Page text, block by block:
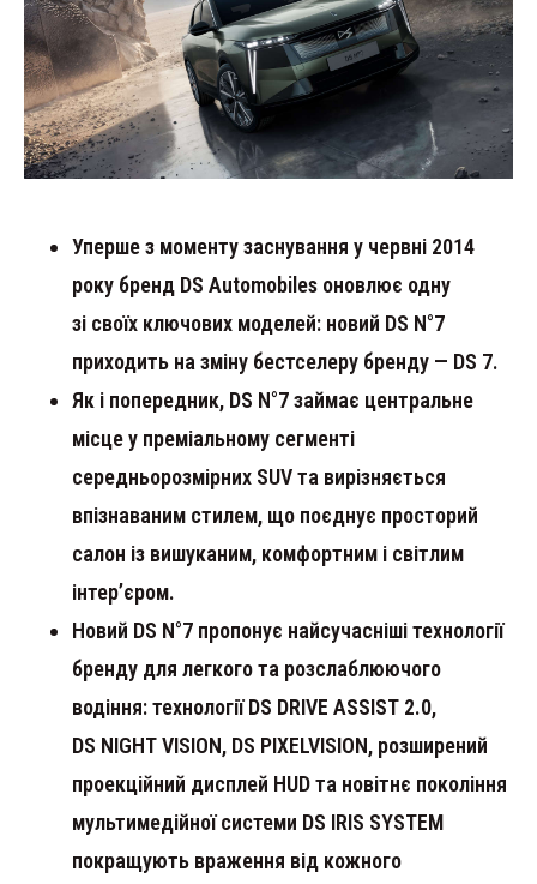
Уперше з моменту заснування у червні 2014
року бренд DS Automobiles оновлює одну
зі своїх ключових моделей: новий DS N°7
приходить на зміну бестселеру бренду — DS 7.
Як і попередник, DS N°7 займає центральне
місце у преміальному сегменті
середньорозмірних SUV та вирізняється
впізнаваним стилем, що поєднує просторий
салон із вишуканим, комфортним і світлим
інтер’єром.
Новий DS N°7 пропонує найсучасніші технології
бренду для легкого та розслаблюючого
водіння: технології DS DRIVE ASSIST 2.0,
DS NIGHT VISION, DS PIXELVISION, розширений
проекційний дисплей HUD та новітнє покоління
мультимедійної системи DS IRIS SYSTEM
покращують враження від кожного